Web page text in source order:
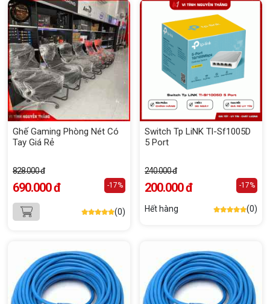
Ghế Gaming Phòng Nét Có
Tay Giá Rẻ
828.000 đ
690.000 đ -17%
(0)
Switch Tp LiNK Tl-Sf1005D
5 Port
240.000 đ
200.000 đ -17%
Hết hàng (0)